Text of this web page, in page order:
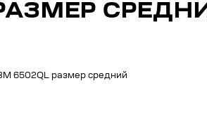
6502QL размер средний